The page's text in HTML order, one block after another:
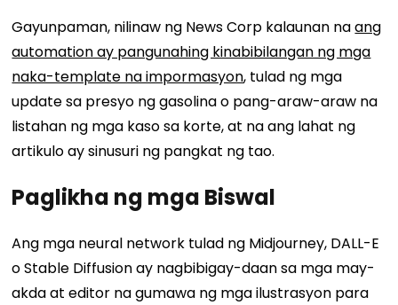
Gayunpaman, nilinaw ng News Corp kalaunan naang
automation ay pangunahing kinabibilangan ng mga
naka-template na impormasyon, tulad ng mga
update sa presyo ng gasolina o pang-araw-araw na
listahan ng mga kaso sa korte, at na ang lahat ng
artikulo ay sinusuri ng pangkat ng tao.
Paglikha ng mga Biswal
Ang mga neural network tulad ng Midjourney, DALL-E
o Stable Diffusion ay nagbibigay-daan sa mga may-
akda at editor na gumawa ng mga ilustrasyon para